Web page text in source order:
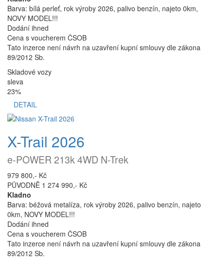
Barva: bílá perleť, rok výroby 2026, palivo benzín, najeto 0km,
NOVY MODEL!!!
Dodání ihned
Cena s voucherem ČSOB
Tato inzerce není návrh na uzavření kupní smlouvy dle zákona
89/2012 Sb.
Skladové vozy
sleva
23%
DETAIL
X-Trail 2026
e-POWER 213k 4WD N-Trek
979 800,- Kč
PŮVODNĚ 1 274 990,- Kč
Kladno
Barva: béžová metalíza, rok výroby 2026, palivo benzín, najeto
0km, NOVY MODEL!!!
Dodání ihned
Cena s voucherem ČSOB
Tato inzerce není návrh na uzavření kupní smlouvy dle zákona
89/2012 Sb.